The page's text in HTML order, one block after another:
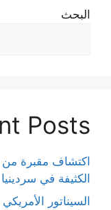
البحث
Posts
اكتشاف مقبرة من
الكثيفة في سردينيا
السيناتور